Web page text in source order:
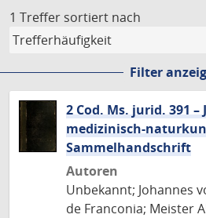
1 Treffer sortiert nach
Filter
2 Cod. Ms. jurid. 391 –
medizinisch-
Sammelhandschrift
Autoren
Unbekannt; Johannes
de Franconia; Meister